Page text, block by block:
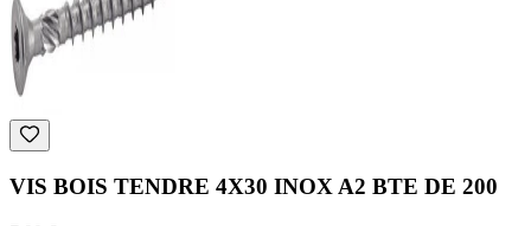
VIS BOIS TENDRE 4X30 INOX A2 BTE DE 200